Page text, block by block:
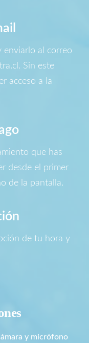
enviarlo al correo
Sin este
acceso a la
que has
desde el primer
de la pantalla.
de tu hora y
y micrófono